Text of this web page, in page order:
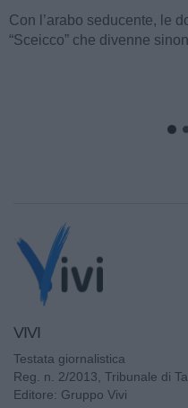
Con l’arabo seducente, le
“Sceicco” che divenne
VIVI
Testata giornalistica
Reg. n. 2/2013, Tribunale di
Editore: Gruppo Vivi